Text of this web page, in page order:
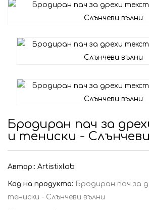
Бродиран пач за
и тениски -
Автор:: Artistixlab
Код на продукта: Бродиран пач за
тениски - Слънчеви вълни